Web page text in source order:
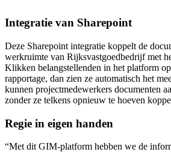
Integratie van Sharepoint
Deze Sharepoint integratie koppelt de
werkruimte van Rijksvastgoedbedrijf met
Klikken belangstellenden in het platform
rapportage, dan zien ze automatisch het
kunnen projectmedewerkers documenten
zonder ze telkens opnieuw te hoeven
Regie in eigen handen
“Met dit GIM-platform hebben we de